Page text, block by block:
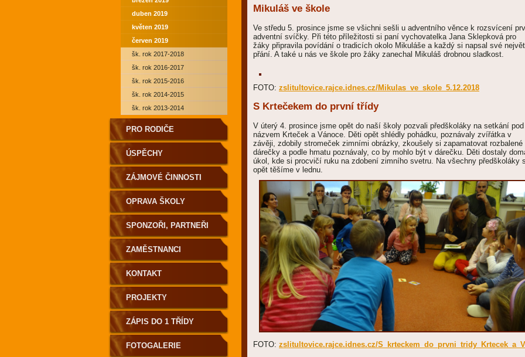
Mikuláš ve škole
Ve středu 5. prosince jsme se všichni sešli u adventního věnce k rozsvícení
adventní svíčky. Při této příležitosti si paní vychovatelka Jana Sklepková pro
žáky připravila povídání o tradicích okolo Mikuláše a každý si napsal své
přání. A také u nás ve škole pro žáky zanechal Mikuláš drobnou sladkost.
FOTO: zslitultovice.rajce.idnes.cz/Mikulas_ve_skole_5.12.2018
S Krtečekem do první třídy
V úterý 4. prosince jsme opět do naší školy pozvali předškoláky na setkání pod
názvem Krteček a Vánoce. Děti opět shlédly pohádku, poznávaly zvířátka v
závěji, zdobily stromeček zimními obrázky, zkoušely si zapamatovat rozbalené
dárečky a podle hmatu poznávaly, co by mohlo být v dárečku. Děti dostaly
úkol, kde si procvičí ruku na zdobení zimního svetru. Na všechny předškoláky
opět těšíme v lednu.
FOTO: zslitultovice.rajce.idnes.cz/
duben 2019
květen 2019
červen 2019
šk. rok 2017-2018
šk. rok 2016-2017
šk. rok 2015-2016
šk. rok 2014-2015
šk. rok 2013-2014
PRO RODIČE
ÚSPĚCHY
ZÁJMOVÉ ČINNOSTI
OPRAVA ŠKOLY
SPONZOŘI, PARTNEŘI
ZAMĚSTNANCI
KONTAKT
PROJEKTY
ZÁPIS DO 1 TŘÍDY
FOTOGALERIE